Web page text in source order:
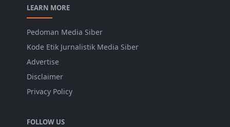
LEARN MORE
Pedoman Media Siber
Kode Etik Jurnalistik Media Siber
Advertise
Disclaimer
Privacy Policy
FOLLOW US